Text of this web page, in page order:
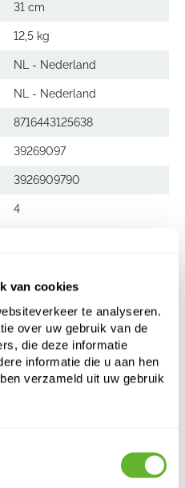
van cookies
te analyseren.
over uw gebruik van de
die deze informatie
informatie die u aan hen
verzameld uit uw gebruik
31 cm
12,5 kg
NL - Nederland
NL - Nederland
8716443125638
39269097
3926909790
4